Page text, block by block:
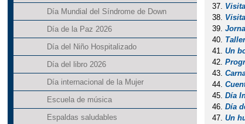
Día Mundial del Síndrome de Down
Día de la Paz 2026
Día del Niño Hospitalizado
Día del libro 2026
Día internacional de la Mujer
Escuela de música
Espaldas saludables
Un
Día
Día
Un